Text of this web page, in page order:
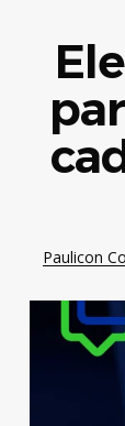
Paulicon